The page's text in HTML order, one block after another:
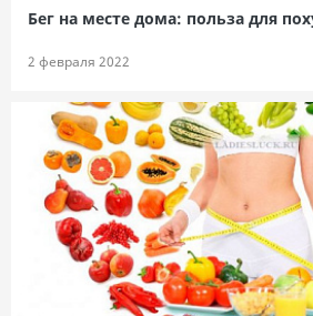
Бег на месте дома: польза для
2 февраля 2022